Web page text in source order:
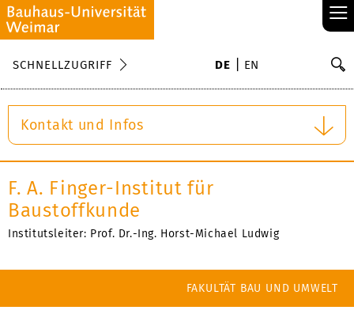
≡
SCHNELLZUGRIFF DE EN
Kontakt und Infos
F. A. Finger-Institut für
Baustoffkunde
Institutsleiter: Prof. Dr.-Ing. Horst-Michael Ludwig
FAKULTÄT BAU UND UMWELT